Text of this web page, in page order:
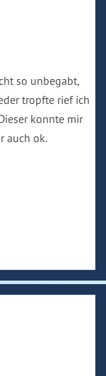
so unbegabt,
tropfte rief ich
konnte mir
auch ok.